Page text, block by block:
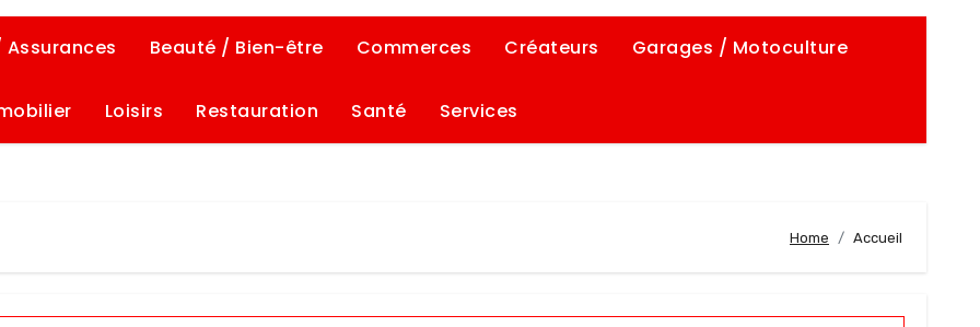
Assurances Beauté / Bien-être Commerces Créateurs Garages / Motoculture
Loisirs Restauration Santé Services
Home Accueil